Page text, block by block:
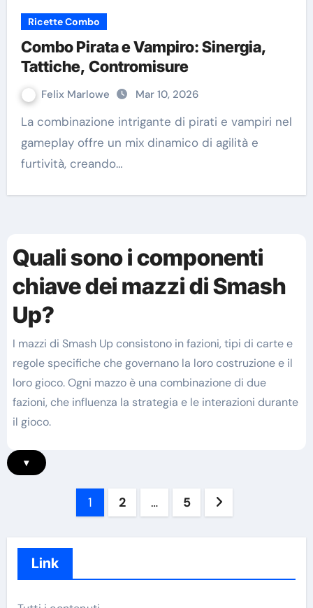
Ricette Combo
Combo Pirata e Vampiro: Sinergia,
Tattiche, Contromisure
Felix Marlowe Mar 10, 2026
La combinazione intrigante di pirati e vampiri nel
gameplay offre un mix dinamico di agilità e
furtività, creando…
Quali sono i componenti
chiave dei mazzi di Smash
Up?
I mazzi di Smash Up consistono in fazioni, tipi di carte e
regole specifiche che governano la loro costruzione e il
loro gioco. Ogni mazzo è una combinazione di due
fazioni, che influenza la strategia e le interazioni durante
il gioco.
▾
1 2 … 5
Link